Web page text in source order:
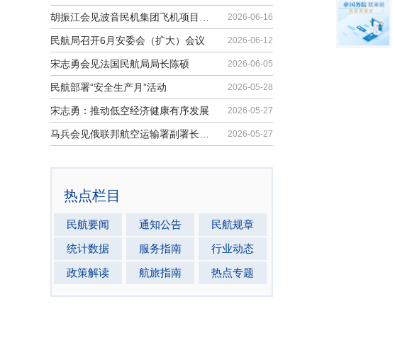
2026-06-16
民航局召开6月安委会（扩大）会议 2026-06-12
宋志勇会见法国民航局局长陈硕 2026-06-05
民航部署“安全生产月”活动 2026-05-28
宋志勇：推动低空经济健康有序发展 2026-05-27
2026-05-27
热点栏目
民航要闻 通知公告
民航规章
统计数据
服务指南
行业动态
政策解读
航旅指南 热点专题